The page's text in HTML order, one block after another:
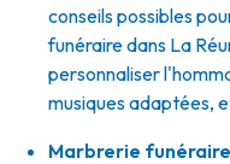
conseils possibles
funéraire dans La
personnaliser
musiques adaptées,
Marbrerie funéraire